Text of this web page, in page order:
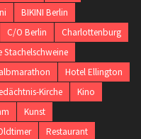
BIKINI Berlin
C/O Berlin
Charlottenburg
Stachelschweine
Hotel Ellington
Kirche
Kino
Kunst
Restaurant